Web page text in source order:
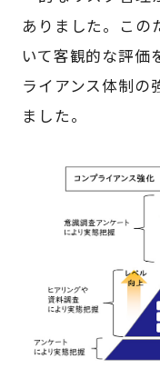
ありました。この
いて客観的な評価
ライアンス体制の
ました。